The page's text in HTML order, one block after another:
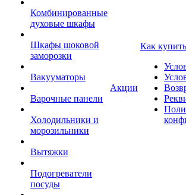
Комбинированные
духовые шкафы
Шкафы шоковой
заморозки
Вакууматоры
Варочные панели
Холодильники и
морозильники
Вытяжки
Подогреватели
посуды
Акции
Как купить